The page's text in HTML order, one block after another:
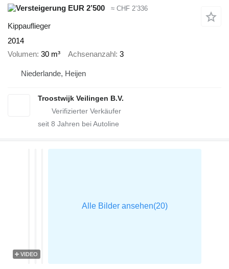
EUR 2’500
≈ CHF 2’336
Kippauflieger
2014
Volumen 30 m³ Achsenanzahl 3
Niederlande, Heijen
Troostwijk Veilingen B.V.
seit 8 Jahren bei Autoline
VIDEO